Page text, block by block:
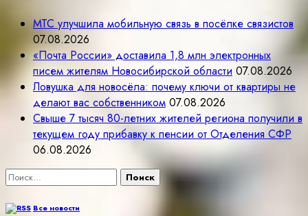
МТС улучшила мобильную связь в посёлке связистов
07.08.2026
«Почта России» доставила 1,8 млн электронных
писем жителям Новосибирской области 07.08.2026
Ловушка для новосёла: почему ключи от квартиры не
делают вас собственником 07.08.2026
Свыше 7 тысяч 80-летних жителей региона получили в
текущем году прибавку к пенсии от Отделения СФР
06.08.2026
Найти:
Все новости